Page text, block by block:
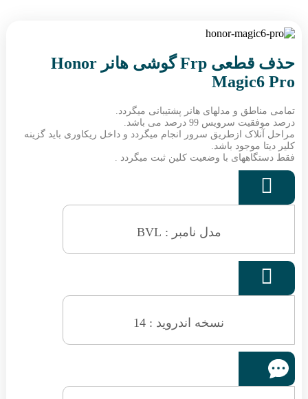
حذف قطعی Frp گوشی هانر Honor
Magic6 Pro
تمامی مناطق و مدلهای هانر پشتیبانی میگردد.
درصد موفقیت سرویس 99 درصد می باشد.
مراحل آنلاک ازطریق سرور انجام میگردد و داخل ریکاوری باید گزینه
کلیر دیتا موجود باشد.
فقط دستگاههای با وضعیت کلین ثبت میگردد .

مدل نامبر : BVL

نسخه اندروید : 14